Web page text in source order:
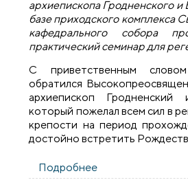
архиепископа Гродненского и
базе приходского комплекса
кафедрального собора
практический семинар для
С приветственным
обратился
архиепископ Гродненский
который пожелал всем сил в
крепости на период
достойно встретить
Подробнее
регентов епархии